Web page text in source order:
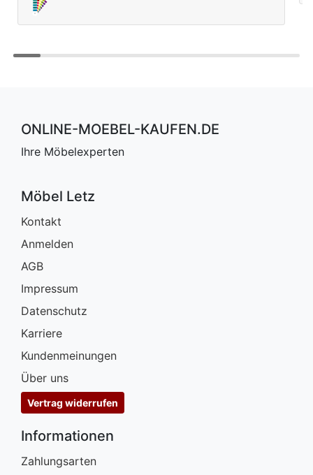
ONLINE-MOEBEL-KAUFEN.DE
Ihre Möbelexperten
Möbel Letz
Kontakt
Anmelden
AGB
Impressum
Datenschutz
Karriere
Kundenmeinungen
Über uns
Vertrag widerrufen
Informationen
Zahlungsarten